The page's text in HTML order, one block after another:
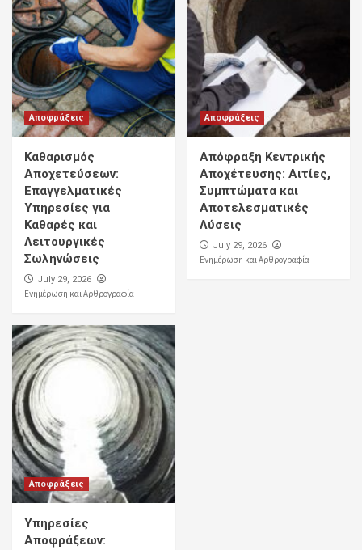
Αποφράξεις
Καθαρισμός
Αποχετεύσεων:
Επαγγελματικές
Υπηρεσίες για
Καθαρές και
Λειτουργικές
Σωληνώσεις
July 29, 2026
Ενημέρωση και Αρθρογραφία
Αποφράξεις
Απόφραξη Κεντρικής
Αποχέτευσης: Αιτίες,
Συμπτώματα και
Αποτελεσματικές
Λύσεις
July 29, 2026
Ενημέρωση και Αρθρογραφία
Αποφράξεις
Υπηρεσίες
Αποφράξεων: